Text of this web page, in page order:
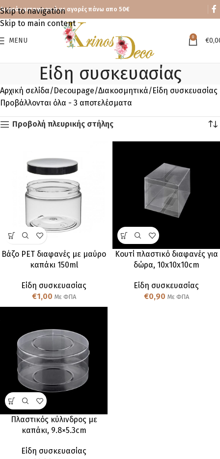
Skip to navigation
Skip to main content
Δωρεάν μεταφορικά με αγορές πάνω απο 50€
MENU 0 €
Είδη συσκευασίας
Αρχική σελίδα Decoupage Διακοσμητικά Είδη συσκευασίας
Προβάλλονται όλα - 3 αποτελέσματα
Προβολή πλευρικής στήλης
Βάζο PET διαφανές με μαύρο
καπάκι 150ml
Είδη συσκευασίας
€1,00 Με ΦΠΑ
Κουτί πλαστικό διαφανές για
δώρα, 10x10x10cm
Είδη συσκευασίας
€0,90 Με ΦΠΑ
Πλαστικός κύλινδρος με
καπάκι, 9.8×5.3cm
Είδη συσκευασίας